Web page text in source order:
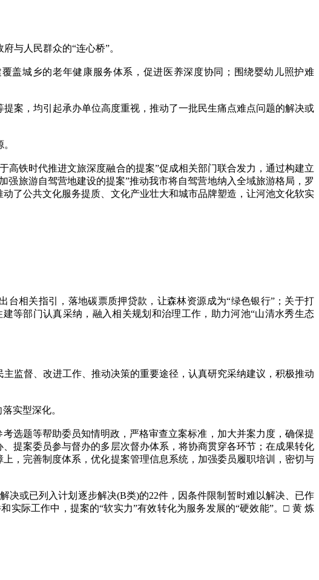
与人民群众的“连心桥”。
城乡的老年健康服务体系，促进医养深度协同；围绕婴幼儿照护难
，均引起承办单位高度重视，推动了一批民生痛点难点问题的解决或
铁时代推进文旅深度融合的提案”促成相关部门联合发力，通过构建立
旅游自驾营地建设的提案”推动我市将自驾营地纳入全域旅游格局，罗
了公共文化服务提质、文化产业壮大和城市品牌塑造，让河池文化软实
相关指引，落地碳票质押贷款，让森林资源成为“绿色银行”；关于打
等部门认真采纳，融入相关规划和治理工作，助力河池“山清水秀生态
督、改进工作、推动决策的重要途径，认真研究采纳建议，积极推动
实型深化。
题等帮助委员知情明政，严格审查立案标准，加大并案力度，确保提
提案委员参与督办的多层次督办体系，将协商贯穿各环节；在成果转化
，完善制度体系，优化提案管理信息系统，加强委员履职培训，密切与
或已列入计划逐步解决(B类)的22件，因条件限制暂时难以解决、已作
实际工作中，提案的“软实力”有效转化为服务发展的“硬效能”。□ 黄 炼